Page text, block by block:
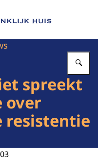
Het Koninklijk Huis
spreekt
over
resistentie